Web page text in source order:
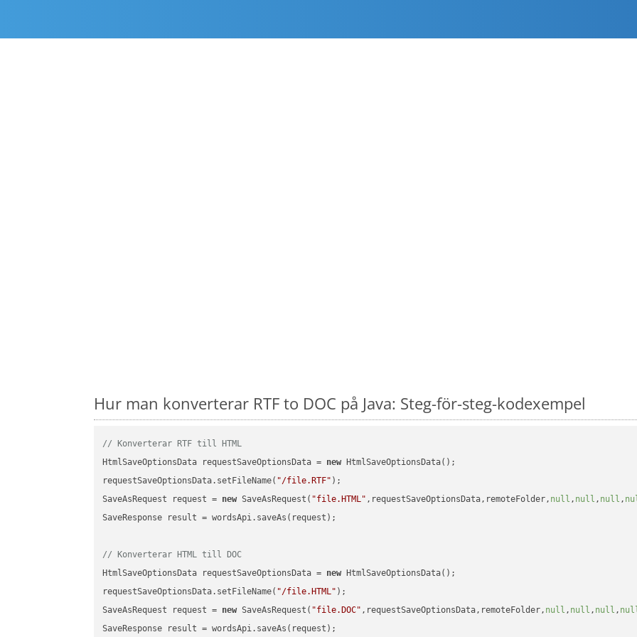
Hur man konverterar RTF to DOC på Java: Steg-för-steg-kodexempel
// Konverterar RTF till HTML
HtmlSaveOptionsData requestSaveOptionsData = new HtmlSaveOptionsData();
requestSaveOptionsData.setFileName( "/file.RTF" );
SaveAsRequest request = new SaveAsRequest( "file.HTML" ,requestSaveOptionsData,remoteFolder, null , null , null ,
SaveResponse result = wordsApi.saveAs(request);
// Konverterar HTML till DOC
HtmlSaveOptionsData requestSaveOptionsData = new HtmlSaveOptionsData();
requestSaveOptionsData.setFileName( "/file.HTML" );
SaveAsRequest request = new SaveAsRequest( "file.DOC" ,requestSaveOptionsData,remoteFolder, null , null , null ,